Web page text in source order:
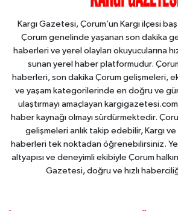
Kargı Gazetesi, Çorum’un Kargı ilçesi
Çorum genelinde yaşanan son dakika
haberleri ve yerel olayları okuyucularına
sunan yerel haber platformudur.
haberleri, son dakika Çorum gelişmeleri,
ve yaşam kategorilerinde en doğru ve
ulaştırmayı amaçlayan
haber kaynağı olmayı sürdürmektedir.
gelişmeleri anlık takip edebilir, Kargı
haberleri tek noktadan öğrenebilirsiniz.
altyapısı ve deneyimli ekibiyle Çorum
Gazetesi, doğru ve hızlı